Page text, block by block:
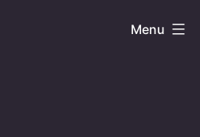
Menu